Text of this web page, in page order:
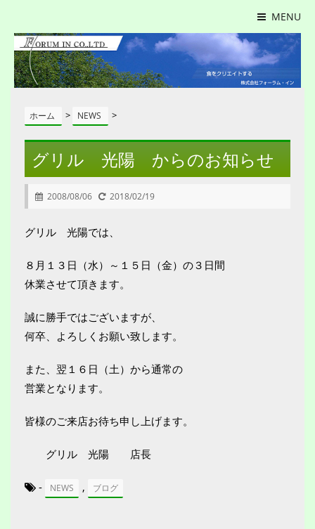
MENU
ホーム > NEWS >
グリル 光陽 からのお知らせ
2008/08/06 2018/02/19
グリル 光陽では、
８月１３日（水）～１５日（金）の３日間
休業させて頂きます。
誠に勝手ではございますが、
何卒、よろしくお願い致します。
また、翌１６日（土）から通常の
営業となります。
皆様のご来店お待ち申し上げます。
グリル 光陽 店長
- NEWS , ブログ